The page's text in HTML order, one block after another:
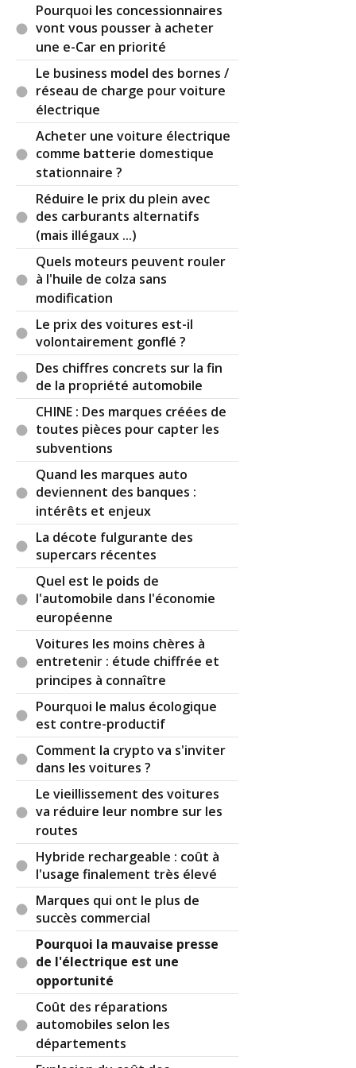
des VE est problématique . ça se rapproche
quand même des smartphones... Il faudrait en
dire plus. Qu'est ce qu'on vous propose pour
quel modèle en rechange ?
Réagir à ce commentaire
(Votre post sera visible sous le commentaire)
ParBug Haty TOP CONTRIBUTEUR
2025-09-10 16:34:11)
Je viens de vérifier les prix de la EQE en allemagne
où l'offre est la plus abondante, ça commence à
39000 euros...
Réagir à ce commentaire
(Votre post sera visible sous le commentaire)
Parhosuyaka TOP CONTRIBUTEUR
2025-09-10 14:16:43)
J avais remarqué cette tendance et j attends de
tomber sur le truc qui me plaira , pour remplacer
le mulet thermique de tous les jours .
Qu il n y ait plus de garantie ou que le kilométrage
soit élevé ( quoique , les électriques roulent peu ,
je les comprends ) , je m en balance .... Je desosse
complètement le véhicule pour savoir comment c
est fait et me faire une idée . Il y a peut être des
choses à revoir ....
Réagir à ce commentaire
(Votre post sera visible sous le commentaire)
ParJeanpoutre TOP CONTRIBUTEUR
2025-09-10 13:04:56)
La décote s'accompagne de km élevés et de fin de
garantie, pas de quoi sauter de joie partout.
J'ai comme l'impression que vous allez finir par
planter.
Au contraire la côte des thermiques explose, km
élevés, historique douteux rien y fait ça grimpe.
Pourquoi les concessionnaires
vont vous pousser à acheter
une e-Car en priorité
Le business model des bornes /
réseau de charge pour voiture
électrique
Acheter une voiture électrique
comme batterie domestique
stationnaire ?
Réduire le prix du plein avec
des carburants alternatifs
(mais illégaux ...)
Quels moteurs peuvent rouler
à l'huile de colza sans
modification
Le prix des voitures est-il
volontairement gonflé ?
Des chiffres concrets sur la fin
de la propriété automobile
CHINE : Des marques créées de
toutes pièces pour capter les
subventions
Quand les marques auto
deviennent des banques :
intérêts et enjeux
La décote fulgurante des
supercars récentes
Quel est le poids de
l'automobile dans l'économie
européenne
Voitures les moins chères à
entretenir : étude chiffrée et
principes à connaître
Pourquoi le malus écologique
est contre-productif
Comment la crypto va s'inviter
dans les voitures ?
Le vieillissement des voitures
va réduire leur nombre sur les
routes
Hybride rechargeable : coût à
l'usage finalement très élevé
Marques qui ont le plus de
succès commercial
Pourquoi la mauvaise presse
de l'électrique est une
opportunité
Coût des réparations
automobiles selon les
départements